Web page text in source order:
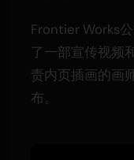
Frontier Works
了一部宣传视频
责内页插画的画
布。